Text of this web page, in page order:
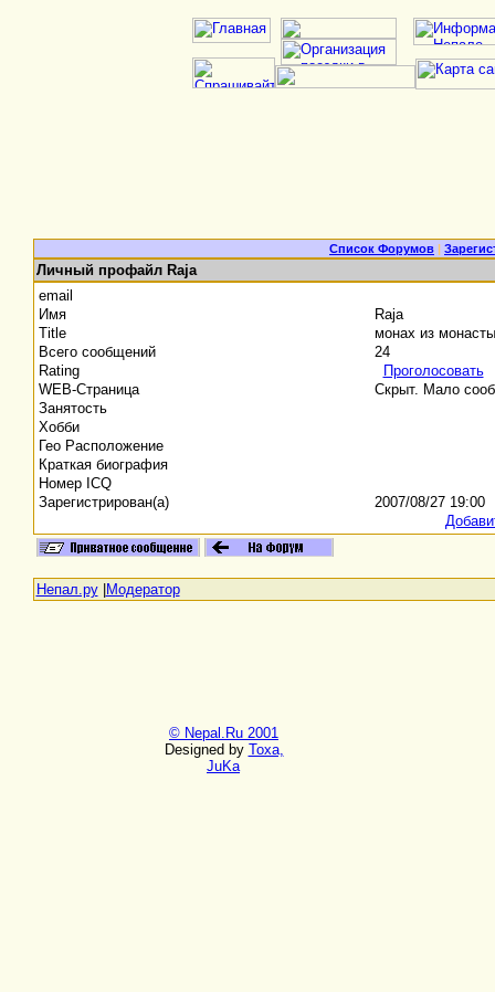
Список Форумов |
Личный профайл Raja
email
Имя
Raja
Title
монах из
Всего сообщений
24
Rating
Проголосовать
WEB-Страница
Скрыт. Мало
Занятость
Хобби
Гео Расположение
Краткая биография
Номер ICQ
Зарегистрирован(а)
2007/08/27 19:00
Непал.ру| Модератор
© Nepal.Ru 2001
Designed by Toxa,
JuKa